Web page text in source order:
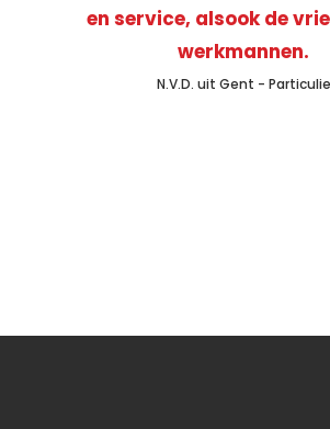
en service, alsook de
werkmannen.
N.V.D. uit Gent -